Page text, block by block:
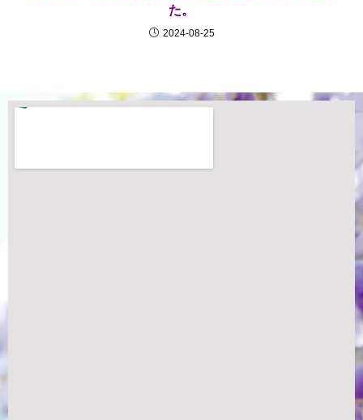
た。
2024-08-25